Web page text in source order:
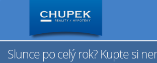
Slunce po celý rok? Kupte si